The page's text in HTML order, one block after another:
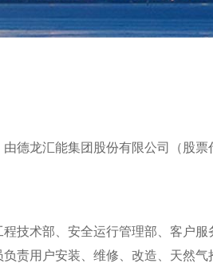
德龙汇能集团股份有限公司（股
技术部、安全运行管理部、客户
责用户安装、维修、改造、天然